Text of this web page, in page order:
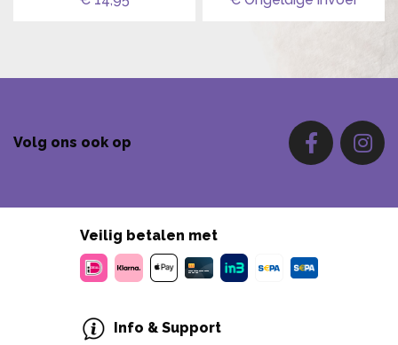
Volg ons ook op
Veilig betalen met
Info & Support